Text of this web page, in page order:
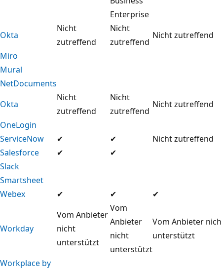
Enterprise
Okta
Nicht
zutreffend
Nicht
zutreffend
Nicht zutreffend
Miro
Mural
NetDocuments
Okta
Nicht
zutreffend
Nicht
zutreffend
Nicht zutreffend
OneLogin
ServiceNow
✔ ✔
Nicht zutreffend
Salesforce
✔
✔
Slack
Smartsheet
Webex
✔ ✔ ✔
Workday
Vom Anbieter
nicht
unterstützt
Vom
Anbieter
nicht
unterstützt
Vom Anbieter
unterstützt
Workplace by